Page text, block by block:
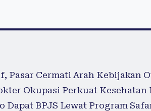
Pasar Cermati Arah Kebijakan
Okupasi Perkuat Kesehatan
BPJS Lewat Program